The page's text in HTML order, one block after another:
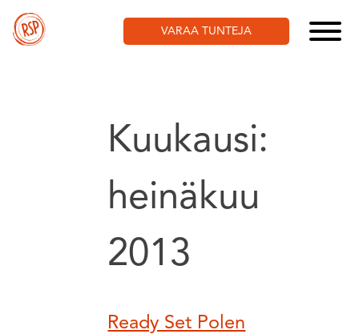
content
VARAA TUNTEJA
Kuukausi:
heinäkuu
2013
Ready Set Polen